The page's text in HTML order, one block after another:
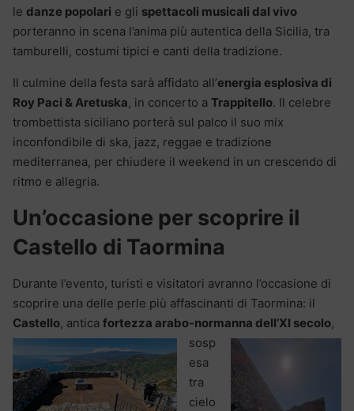
le danze popolari e gli spettacoli musicali dal vivo
porteranno in scena l’anima più autentica della Sicilia, tra
tamburelli, costumi tipici e canti della tradizione.
Il culmine della festa sarà affidato all’energia esplosiva di
Roy Paci & Aretuska, in concerto a Trappitello. Il celebre
trombettista siciliano porterà sul palco il suo mix
inconfondibile di ska, jazz, reggae e tradizione
mediterranea, per chiudere il weekend in un crescendo di
ritmo e allegria.
Un’occasione per scoprire il
Castello di Taormina
Durante l’evento, turisti e visitatori avranno l’occasione di
scoprire una delle perle più affascinanti di Taormina: il
Castello, antica fortezza arabo-normanna dell’XI secolo,
sosp
esa
tra
cielo